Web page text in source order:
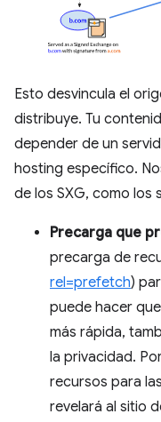
Esto desvincula el
distribuye. Tu
depender de un
hosting específico.
de los SXG, como los
Precarga que
precarga de
rel=prefetch)
puede hacer
más rápida,
la privacidad.
recursos para
revelará al sitio